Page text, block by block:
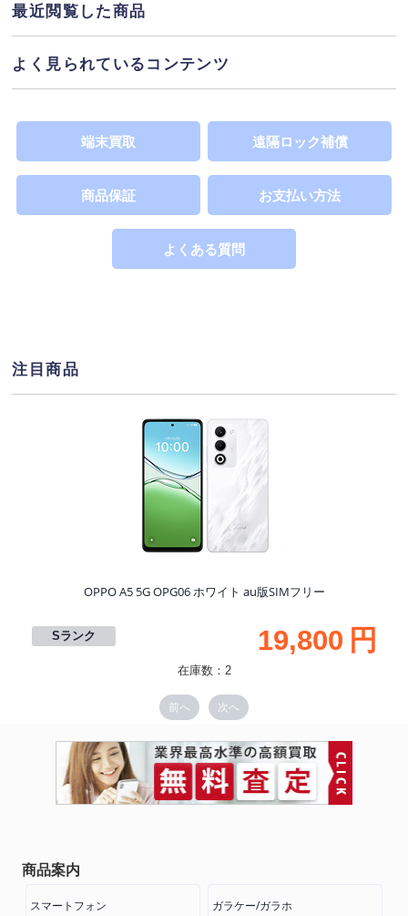
態を指し、(1%程度の割合)で通信制限がかかることが
支払いが完了しており利用制限の対象ではありませ
ん。詳しくはネットワーク利用制限へ
この製品が対応するSIMカードのサイズを表示してい
SIMカードの違い
最近閲覧した商品
よく見られているコンテンツ
端末買取 遠隔ロック補償
商品保証 お支払い方法
よくある質問
注目商品
OPPO A5 5G OPG06 ホワイト au版SIMフリー
Sランク 19,800 円
在庫数：2
前へ 次へ
商品案内
スマートフォン ガラケー/ガラホ